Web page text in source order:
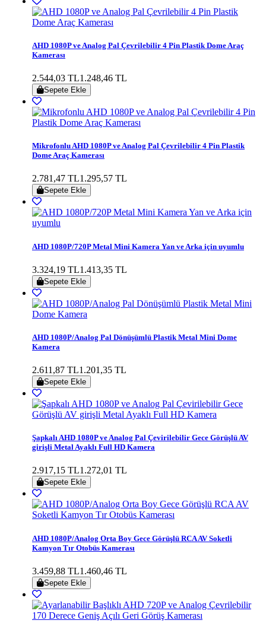
AHD 1080P ve Analog Pal Çevrilebilir 4 Pin Plastik Dome Araç
Kamerası
2.544,03 TL1.248,46 TL
Sepete Ekle
Mikrofonlu AHD 1080P ve Analog Pal Çevrilebilir 4 Pin Plastik
Dome Araç Kamerası
2.781,47 TL1.295,57 TL
Sepete Ekle
AHD 1080P/720P Metal Mini Kamera Yan ve Arka için uyumlu
3.324,19 TL1.413,35 TL
Sepete Ekle
AHD 1080P/Analog Pal Dönüşümlü Plastik Metal Mini Dome
Kamera
2.611,87 TL1.201,35 TL
Sepete Ekle
Şapkalı AHD 1080P ve Analog Pal Çevirilebilir Gece Görüşlü AV
girişli Metal Ayaklı Full HD Kamera
2.917,15 TL1.272,01 TL
Sepete Ekle
AHD 1080P/Analog Orta Boy Gece Görüşlü RCA AV Soketli
Kamyon Tır Otobüs Kamerası
3.459,88 TL1.460,46 TL
Sepete Ekle